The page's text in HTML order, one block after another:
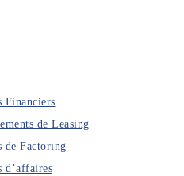
Financiers
de Leasing
de Factoring
d’affaires